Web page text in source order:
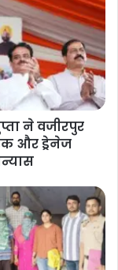
ने वजीरपुर
और ड्रेनेज